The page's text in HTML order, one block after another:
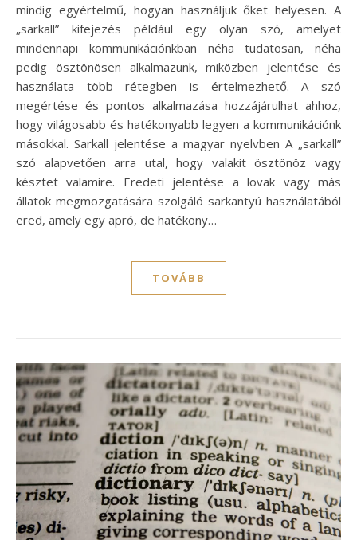
mindig egyértelmű, hogyan használjuk őket helyesen. A
„sarkall” kifejezés például egy olyan szó, amelyet
mindennapi kommunikációnkban néha tudatosan, néha
pedig ösztönösen alkalmazunk, miközben jelentése és
használata több rétegben is értelmezhető. A szó
megértése és pontos alkalmazása hozzájárulhat ahhoz,
hogy világosabb és hatékonyabb legyen a kommunikációnk
másokkal. Sarkall jelentése a magyar nyelvben A „sarkall”
szó alapvetően arra utal, hogy valakit ösztönöz vagy
késztet valamire. Eredeti jelentése a lovak vagy más
állatok megmozgatására szolgáló sarkantyú használatából
ered, amely egy apró, de hatékony…
TOVÁBB